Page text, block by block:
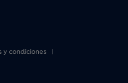
y condiciones